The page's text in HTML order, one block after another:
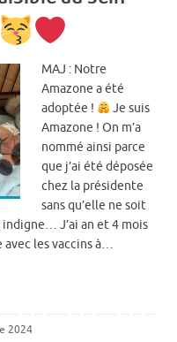
MAJ : Notre
Amazone a été
adoptée !
Je suis
Amazone ! On m’a
nommé ainsi parce
que j’ai été déposée
chez la présidente
sans qu’elle ne soit
J’ai an et 4 mois
les vaccins à…
2024